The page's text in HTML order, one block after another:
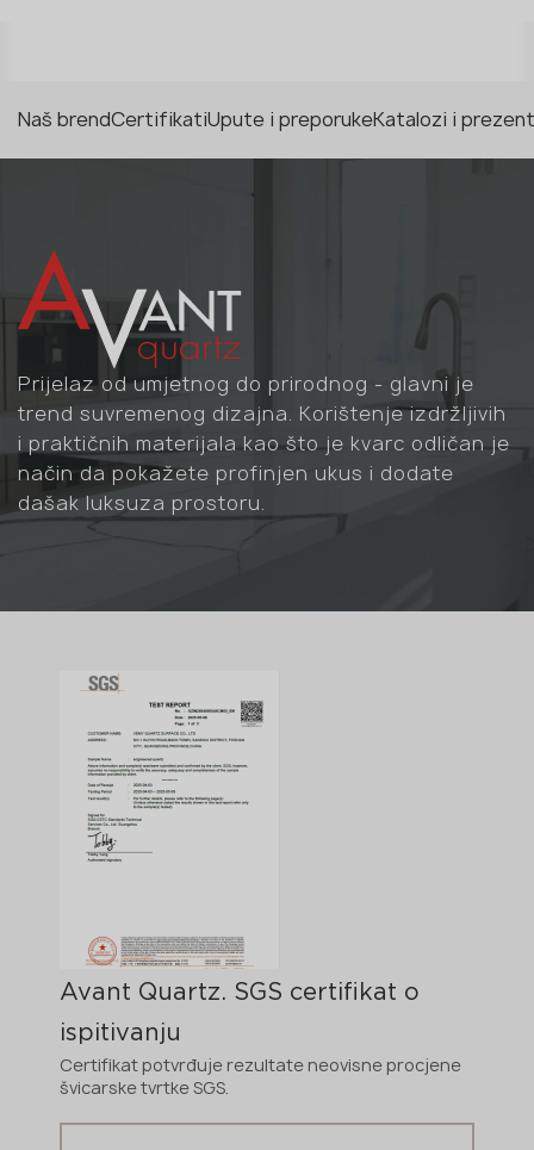
Naš brendCertifikatiUpute i preporukeKatalozi i
Prijelaz od umjetnog do prirodnog - glavni je
trend suvremenog dizajna. Korištenje izdržljivih
i praktičnih materijala kao što je kvarc odličan je
način da pokažete profinjen ukus i dodate
dašak luksuza prostoru.
Avant Quartz. SGS certifikat o
ispitivanju
Certifikat potvrđuje rezultate neovisne procjene
švicarske tvrtke SGS.